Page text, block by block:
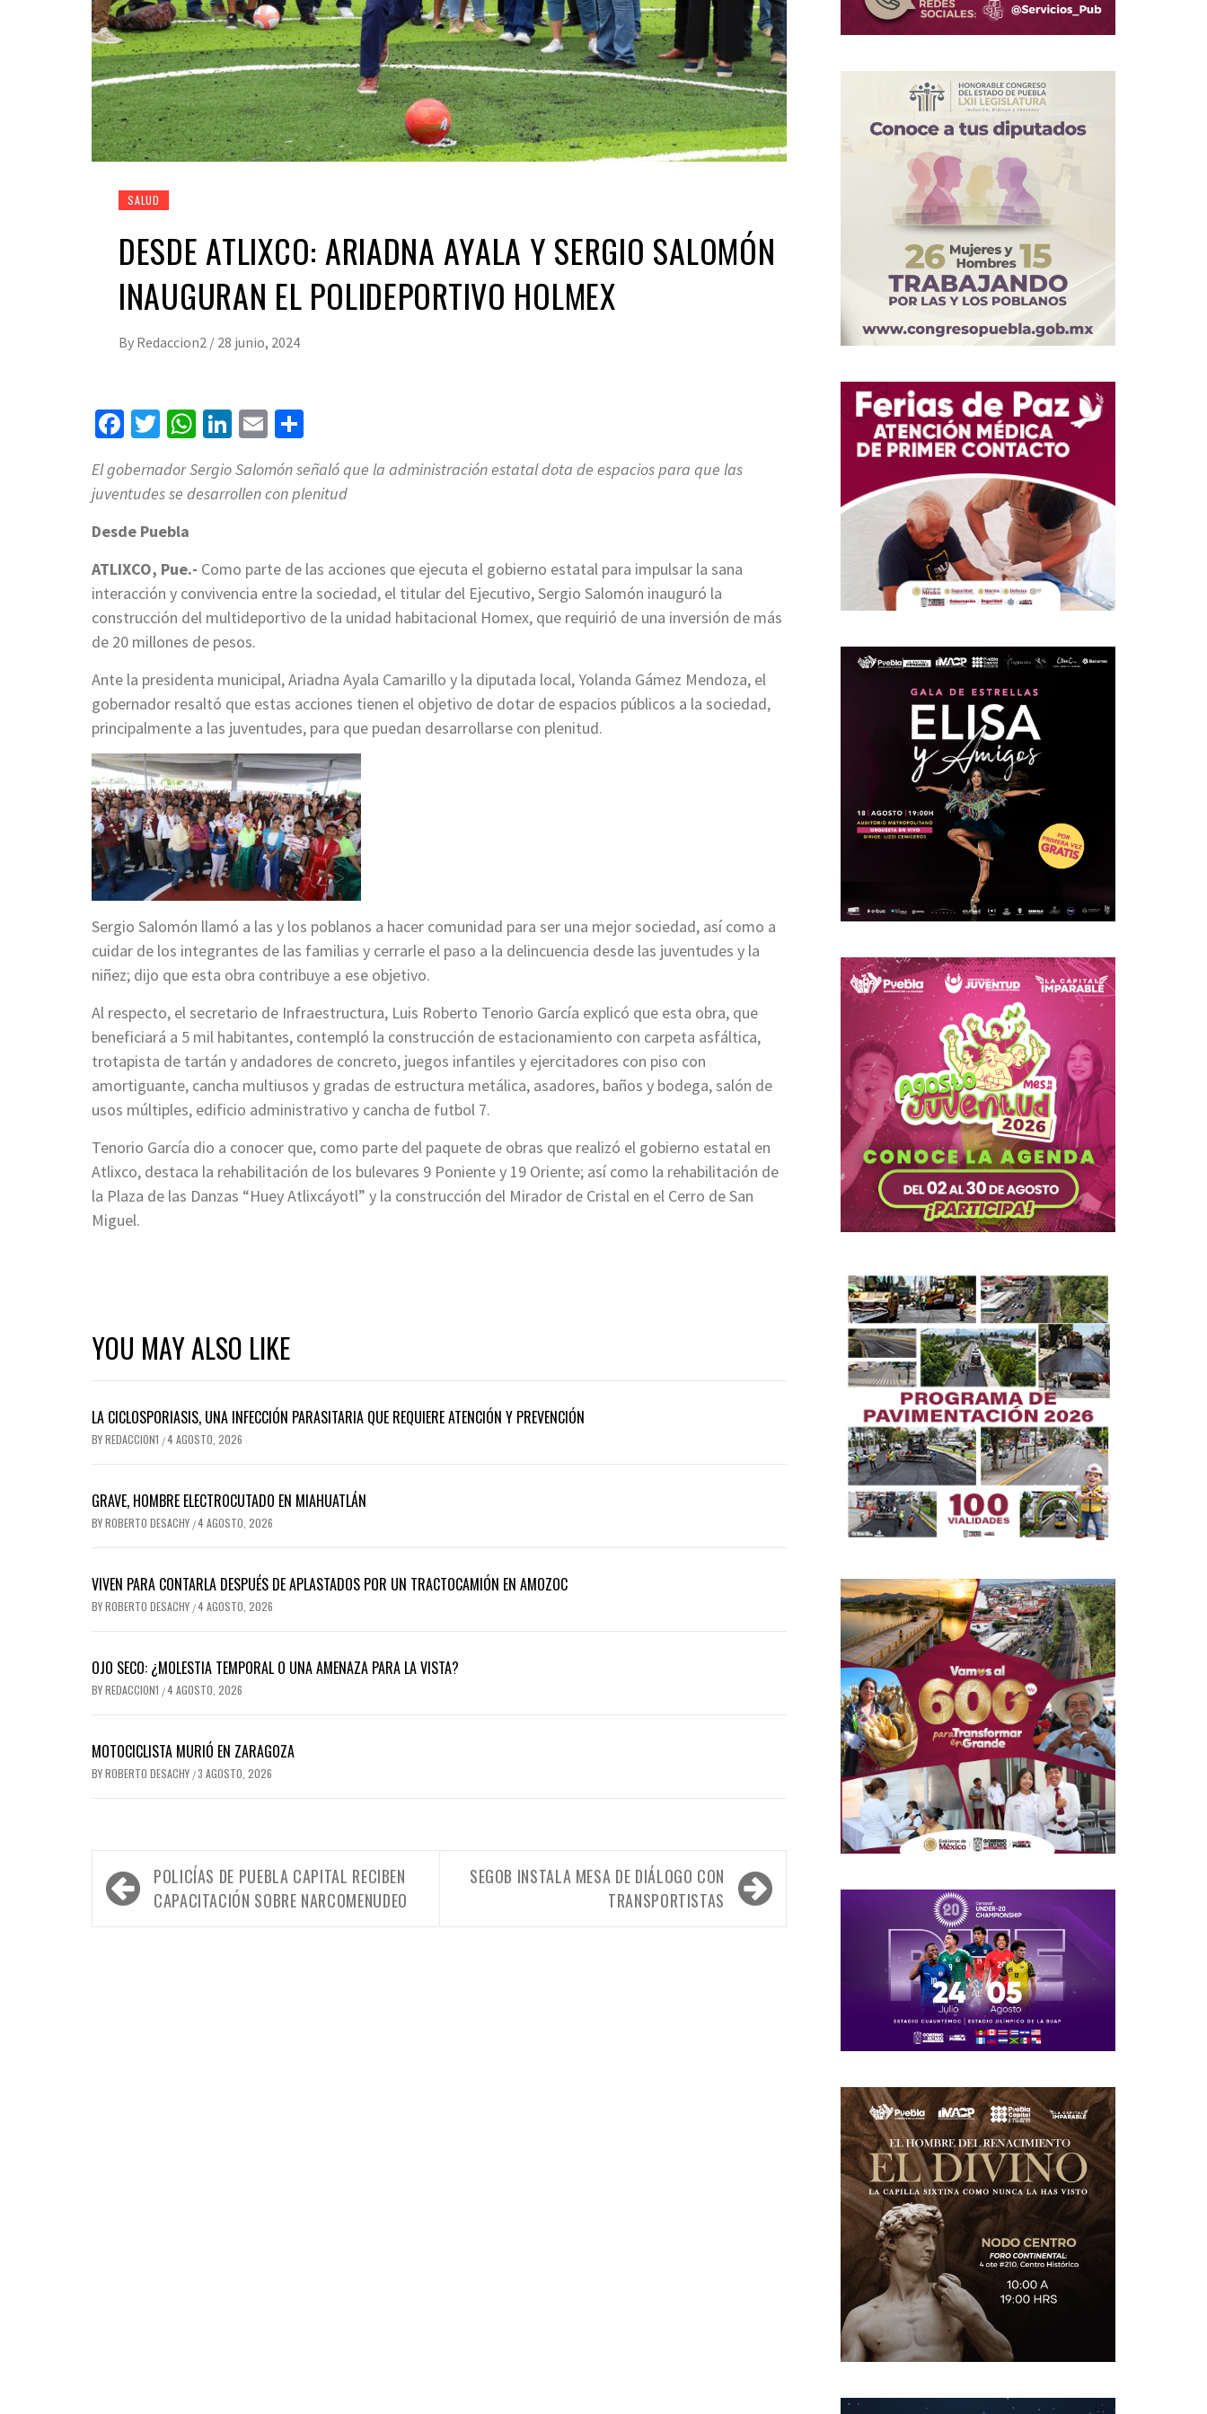
SALUD
DESDE ATLIXCO: ARIADNA AYALA Y SERGIO SALOMÓN
INAUGURAN EL POLIDEPORTIVO HOLMEX
By Redaccion2 / 28 junio, 2024
Facebook
Twitter
WhatsApp
LinkedIn
Email
El gobernador Sergio Salomón señaló que la administración estatal dota de espacios para que las
juventudes se desarrollen con plenitud
Desde Puebla
ATLIXCO, Pue.- Como parte de las acciones que ejecuta el gobierno estatal para impulsar la sana
interacción y convivencia entre la sociedad, el titular del Ejecutivo, Sergio Salomón inauguró la
construcción del multideportivo de la unidad habitacional Homex, que requirió de una inversión de más
de 20 millones de pesos.
Ante la presidenta municipal, Ariadna Ayala Camarillo y la diputada local, Yolanda Gámez Mendoza, el
gobernador resaltó que estas acciones tienen el objetivo de dotar de espacios públicos a la sociedad,
principalmente a las juventudes, para que puedan desarrollarse con plenitud.
Sergio Salomón llamó a las y los poblanos a hacer comunidad para ser una mejor sociedad, así como a
cuidar de los integrantes de las familias y cerrarle el paso a la delincuencia desde las juventudes y la
niñez; dijo que esta obra contribuye a ese objetivo.
Al respecto, el secretario de Infraestructura, Luis Roberto Tenorio García explicó que esta obra, que
beneficiará a 5 mil habitantes, contempló la construcción de estacionamiento con carpeta asfáltica,
trotapista de tartán y andadores de concreto, juegos infantiles y ejercitadores con piso con
amortiguante, cancha multiusos y gradas de estructura metálica, asadores, baños y bodega, salón de
usos múltiples, edificio administrativo y cancha de futbol 7.
Tenorio García dio a conocer que, como parte del paquete de obras que realizó el gobierno estatal en
Atlixco, destaca la rehabilitación de los bulevares 9 Poniente y 19 Oriente; así como la rehabilitación de
la Plaza de las Danzas “Huey Atlixcáyotl” y la construcción del Mirador de Cristal en el Cerro de San
Miguel.
YOU MAY ALSO LIKE
LA CICLOSPORIASIS, UNA INFECCIÓN PARASITARIA QUE REQUIERE ATENCIÓN Y PREVENCIÓN
BYREDACCION1 /4 AGOSTO, 2026
GRAVE, HOMBRE ELECTROCUTADO EN MIAHUATLÁN
BYROBERTO DESACHY /4 AGOSTO, 2026
VIVEN PARA CONTARLA DESPUÉS DE APLASTADOS POR UN TRACTOCAMIÓN EN AMOZOC
BYROBERTO DESACHY /4 AGOSTO, 2026
OJO SECO: ¿MOLESTIA TEMPORAL O UNA AMENAZA PARA LA VISTA?
BYREDACCION1 /4 AGOSTO, 2026
MOTOCICLISTA MURIÓ EN ZARAGOZA
BYROBERTO DESACHY /3 AGOSTO, 2026
Navegación
de
POLICÍAS DE PUEBLA CAPITAL RECIBEN
CAPACITACIÓN SOBRE NARCOMENUDEO
SEGOB INSTALA MESA DE DIÁLOGO CON
TRANSPORTISTAS